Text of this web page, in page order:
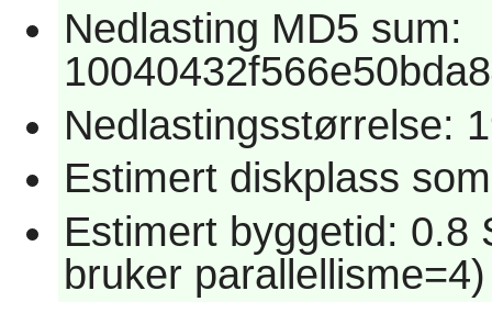
Nedlasting MD5 sum:
Nedlastingsstørrelse:
Estimert diskplass
Estimert byggetid: 0.8
bruker parallellisme=4)